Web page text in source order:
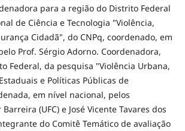
para a região do Distrito Federal
de Ciência e Tecnologia "Violência,
Cidadã", do CNPq, coordenado, em
Prof. Sérgio Adorno. Coordenadora,
Federal, da pesquisa "Violência Urbana,
e Políticas Públicas de
em nível nacional, pelos
(UFC) e José Vicente Tavares dos
do Comitê Temático de avaliação